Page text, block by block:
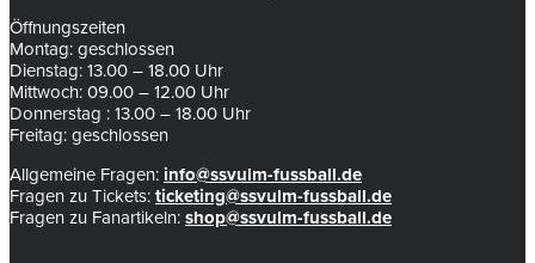
Öffnungszeiten
Montag: geschlossen
Dienstag: 13.00 – 18.00 Uhr
Mittwoch: 09.00 – 12.00 Uhr
Donnerstag : 13.00 – 18.00 Uhr
Freitag: geschlossen
Allgemeine Fragen: info@ssvulm-fussball.de
Fragen zu Tickets: ticketing@ssvulm-fussball.de
Fragen zu Fanartikeln: shop@ssvulm-fussball.de